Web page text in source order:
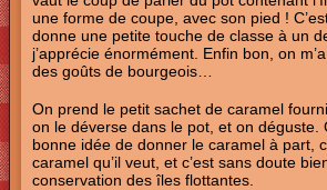
une forme de coupe, avec son pied !
donne une petite touche de classe à un
j’apprécie énormément. Enfin bon, on
des goûts de bourgeois…
On prend le petit sachet de caramel
on le déverse dans le pot, et on déguste.
bonne idée de donner le caramel à part,
caramel qu’il veut, et c’est sans doute
conservation des îles flottantes.